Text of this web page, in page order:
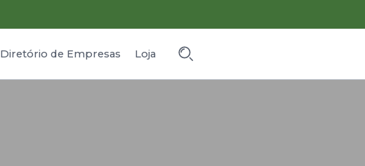
Diretório de Empresas Loja